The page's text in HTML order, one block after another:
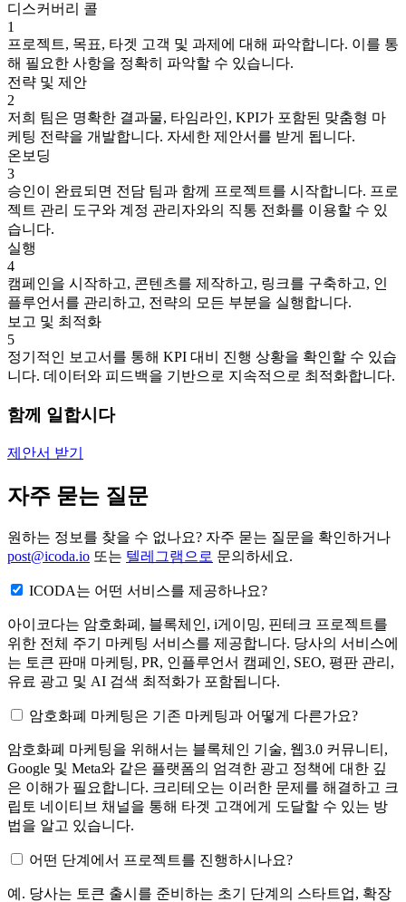
디스커버리 콜
1
프로젝트, 목표, 타겟 고객 및 과제에 대해 파악합니다. 이를 통
해 필요한 사항을 정확히 파악할 수 있습니다.
전략 및 제안
2
저희 팀은 명확한 결과물, 타임라인, KPI가 포함된 맞춤형 마
케팅 전략을 개발합니다. 자세한 제안서를 받게 됩니다.
온보딩
3
승인이 완료되면 전담 팀과 함께 프로젝트를 시작합니다. 프로
젝트 관리 도구와 계정 관리자와의 직통 전화를 이용할 수 있
습니다.
실행
4
캠페인을 시작하고, 콘텐츠를 제작하고, 링크를 구축하고, 인
플루언서를 관리하고, 전략의 모든 부분을 실행합니다.
보고 및 최적화
5
정기적인 보고서를 통해 KPI 대비 진행 상황을 확인할 수 있습
니다. 데이터와 피드백을 기반으로 지속적으로 최적화합니다.
함께 일합시다
제안서 받기
자주 묻는 질문
원하는 정보를 찾을 수 없나요? 자주 묻는 질문을 확인하거나
post@icoda.io 또는 텔레그램으로 문의하세요.
ICODA는 어떤 서비스를 제공하나요?
아이코다는 암호화폐, 블록체인, i게이밍, 핀테크 프로젝트를
위한 전체 주기 마케팅 서비스를 제공합니다. 당사의 서비스에
는 토큰 판매 마케팅, PR, 인플루언서 캠페인, SEO, 평판 관리,
유료 광고 및 AI 검색 최적화가 포함됩니다.
암호화폐 마케팅은 기존 마케팅과 어떻게 다른가요?
암호화폐 마케팅을 위해서는 블록체인 기술, 웹3.0 커뮤니티,
Google 및 Meta와 같은 플랫폼의 엄격한 광고 정책에 대한 깊
은 이해가 필요합니다. 크리테오는 이러한 문제를 해결하고 크
립토 네이티브 채널을 통해 타겟 고객에게 도달할 수 있는 방
법을 알고 있습니다.
어떤 단계에서 프로젝트를 진행하시나요?
예. 당사는 토큰 출시를 준비하는 초기 단계의 스타트업, 확장